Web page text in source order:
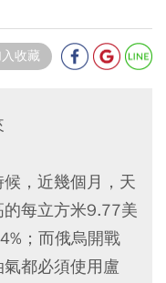
收藏
，近幾個月，天
每立方米9.77美
；而俄烏開戰
都必須使用盧